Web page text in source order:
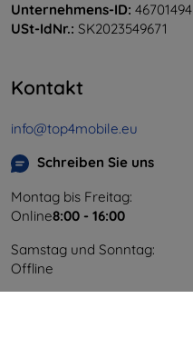
Unternehmens-ID: 46701494
USt-IdNr.: SK2023549671
Kontakt
info@top4mobile.eu
Schreiben Sie uns
Montag bis Freitag:
Online8:00 - 16:00
Samstag und Sonntag:
Offline